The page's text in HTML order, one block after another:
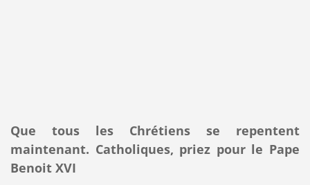
Que tous les Chrétiens se repentent
maintenant. Catholiques, priez pour le Pape
Benoit XVI